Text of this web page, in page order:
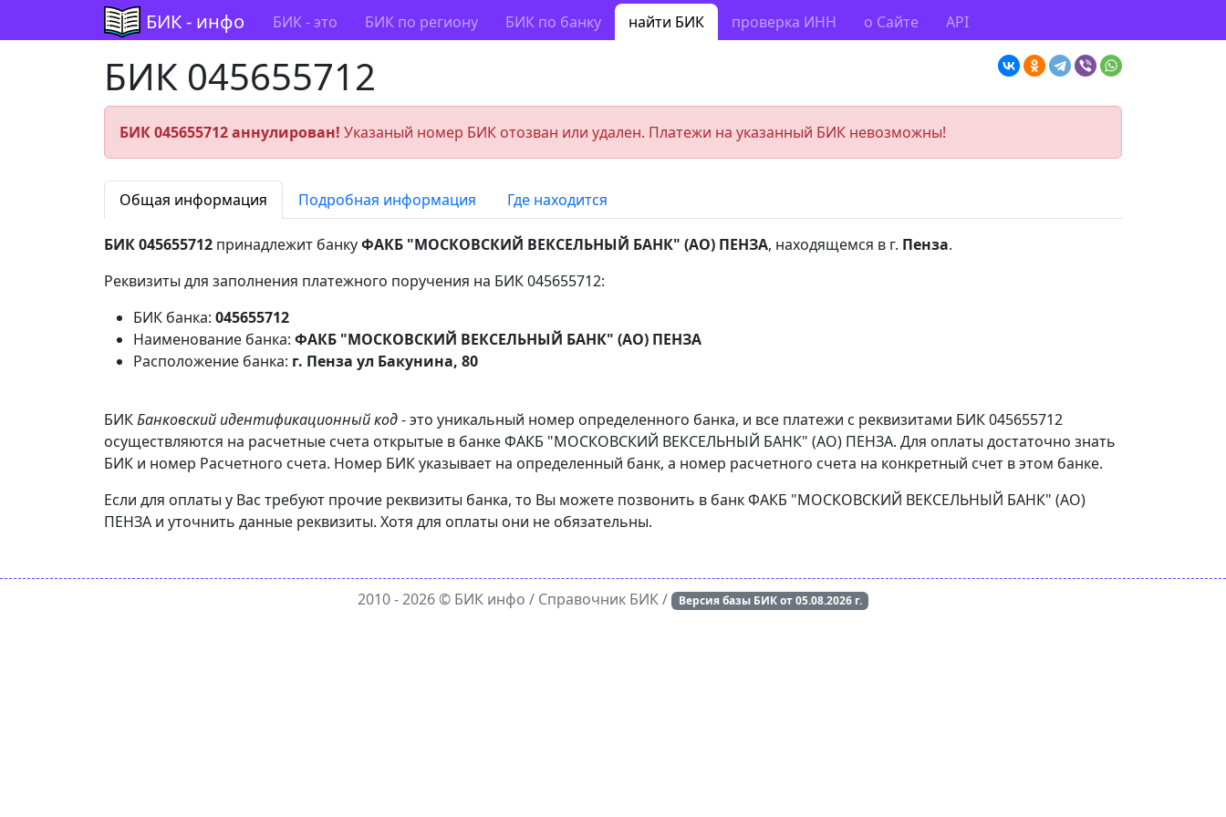
БИК - инфо БИК - это БИК по региону БИК по банку найти БИК проверка ИНН о Сайте API
БИК 045655712
БИК 045655712 аннулирован! Указаный номер БИК отозван или удален. Платежи на указанный БИК невозможны!
Общая информация Подробная информация Где находится
БИК 045655712 принадлежит банкуФАКБ "МОСКОВСКИЙ ВЕКСЕЛЬНЫЙ БАНК" (АО) ПЕНЗА, находящемся в г. Пенза.
Реквизиты для заполнения платежного поручения на БИК 045655712:
БИК банка: 045655712
Наименование банка: ФАКБ "МОСКОВСКИЙ ВЕКСЕЛЬНЫЙ БАНК" (АО) ПЕНЗА
Расположение банка: г. Пенза ул Бакунина, 80
БИКБанковский идентификационный код- это уникальный номер определенного банка, и все платежи с реквизитами БИК 045655712
осуществляются на расчетные счета открытые в банке ФАКБ "МОСКОВСКИЙ ВЕКСЕЛЬНЫЙ БАНК" (АО) ПЕНЗА. Для оплаты достаточно знать
БИК и номер Расчетного счета. Номер БИК указывает на определенный банк, а номер расчетного счета на конкретный счет в этом банке.
Если для оплаты у Вас требуют прочие реквизиты банка, то Вы можете позвонить в банк ФАКБ "МОСКОВСКИЙ ВЕКСЕЛЬНЫЙ БАНК" (АО)
ПЕНЗА и уточнить данные реквизиты. Хотя для оплаты они не обязательны.
2010 - 2026 © БИК инфо / Справочник БИК / Версия базы БИК от05.08.2026г.